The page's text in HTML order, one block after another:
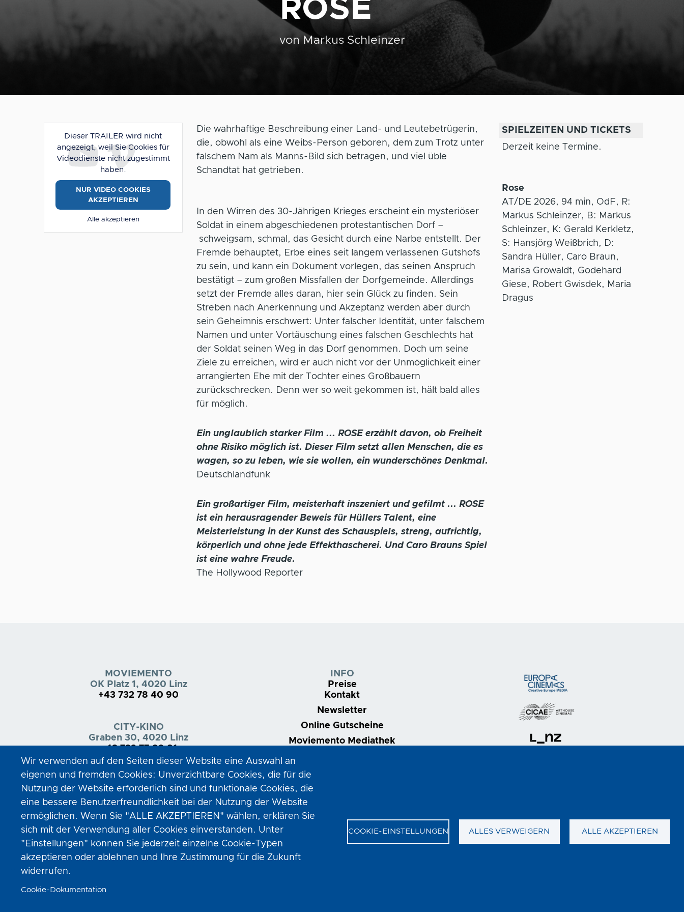
ROSE
von Markus Schleinzer
Dieser TRAILER wird nicht
angezeigt, weil Sie Cookies für
Videodienste nicht zugestimmt
haben.
NUR VIDEO COOKIES
AKZEPTIEREN
Alle akzeptieren
Die wahrhaftige Beschreibung einer Land- und Leutebetrügerin,
die, obwohl als eine Weibs-Person geboren, dem zum Trotz unter
falschem Nam als Manns-Bild sich betragen, und viel üble
Schandtat hat getrieben.
In den Wirren des 30-Jährigen Krieges erscheint ein mysteriöser
Soldat in einem abgeschiedenen protestantischen Dorf –
schweigsam, schmal, das Gesicht durch eine Narbe entstellt. Der
Fremde behauptet, Erbe eines seit langem verlassenen Gutshofs
zu sein, und kann ein Dokument vorlegen, das seinen Anspruch
bestätigt – zum großen Missfallen der Dorfgemeinde. Allerdings
setzt der Fremde alles daran, hier sein Glück zu finden. Sein
Streben nach Anerkennung und Akzeptanz werden aber durch
sein Geheimnis erschwert: Unter falscher Identität, unter falschem
Namen und unter Vortäuschung eines falschen Geschlechts hat
der Soldat seinen Weg in das Dorf genommen. Doch um seine
Ziele zu erreichen, wird er auch nicht vor der Unmöglichkeit einer
arrangierten Ehe mit der Tochter eines Großbauern
zurückschrecken. Denn wer so weit gekommen ist, hält bald alles
für möglich.
Ein unglaublich starker Film ... ROSE erzählt davon, ob Freiheit
ohne Risiko möglich ist. Dieser Film setzt allen Menschen, die es
wagen, so zu leben, wie sie wollen, ein wunderschönes Denkmal.
Deutschlandfunk
Ein großartiger Film, meisterhaft inszeniert und gefilmt ... ROSE
ist ein herausragender Beweis für Hüllers Talent, eine
Meisterleistung in der Kunst des Schauspiels, streng, aufrichtig,
körperlich und ohne jede Effekthascherei. Und Caro Brauns Spiel
ist eine wahre Freude.
The Hollywood Reporter
SPIELZEITEN UND TICKETS
Derzeit keine Termine.
Rose
AT/DE 2026, 94 min, OdF, R:
Markus Schleinzer, B: Markus
Schleinzer, K: Gerald Kerkletz,
S: Hansjörg Weißbrich, D:
Sandra Hüller, Caro Braun,
Marisa Growaldt, Godehard
Giese, Robert Gwisdek, Maria
Dragus
MOVIEMENTO
OK Platz 1, 4020 Linz
+43 732 78 40 90
CITY-KINO
Graben 30, 4020 Linz
+43 732 77 60 81
INFO
Preise
Kontakt
Newsletter
Online Gutscheine
Moviemento Mediathek
Wir verwenden auf den Seiten dieser Website eine Auswahl an
eigenen und fremden Cookies: Unverzichtbare Cookies, die für die
Nutzung der Website erforderlich sind und funktionale Cookies, die
eine bessere Benutzerfreundlichkeit bei der Nutzung der Website
ermöglichen. Wenn Sie "ALLE AKZEPTIEREN" wählen, erklären Sie
sich mit der Verwendung aller Cookies einverstanden. Unter
"Einstellungen" können Sie jederzeit einzelne Cookie-Typen
akzeptieren oder ablehnen und Ihre Zustimmung für die Zukunft
widerrufen.
Cookie-Dokumentation
COOKIE-EINSTELLUNGEN ALLES VERWEIGERN ALLE AKZEPTIEREN
Moviemento © 2023